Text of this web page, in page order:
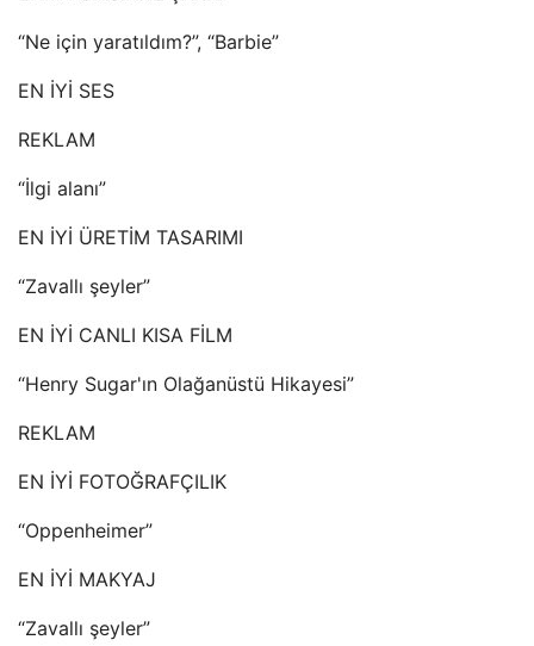
“Ne için yaratıldım?”, “Barbie”
EN İYİ SES
REKLAM
“İlgi alanı”
EN İYİ ÜRETİM TASARIMI
“Zavallı şeyler”
EN İYİ CANLI KISA FİLM
“Henry Sugar'ın Olağanüstü Hikayesi”
REKLAM
EN İYİ FOTOĞRAFÇILIK
“Oppenheimer”
EN İYİ MAKYAJ
“Zavallı şeyler”